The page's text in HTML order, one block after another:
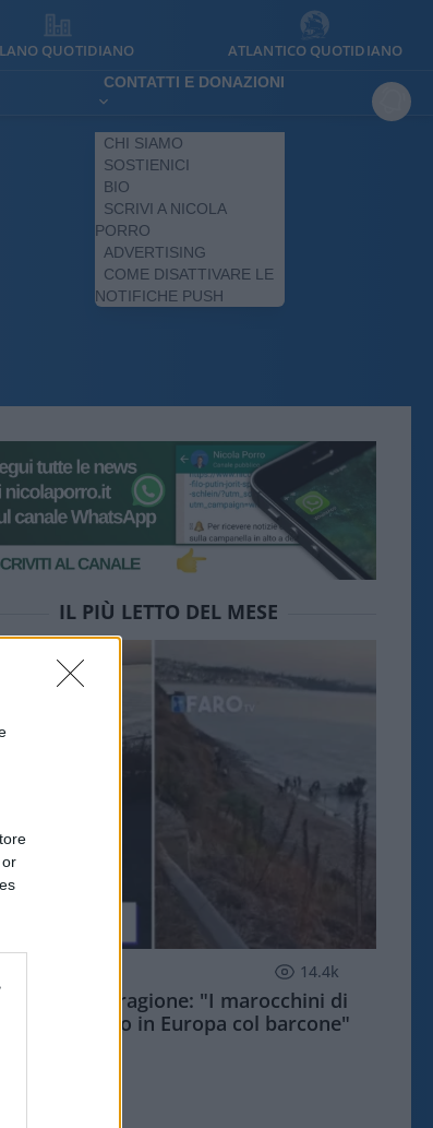
QUOTIDIANO ATLANTICO QUOTIDIANO
CONTATTI E DONAZIONI
CHI SIAMO
SOSTIENICI
BIO
SCRIVI A NICOLA
PORRO
ADVERTISING
COME DISATTIVARE LE
NOTIFICHE PUSH
IL PIÙ LETTO DEL MESE
14.4k
aveva ragione: "I marocchini di
sbarcano in Europa col barcone"